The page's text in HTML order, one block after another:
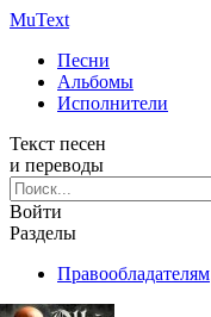
MuText
Песни
Альбомы
Исполнители
Текст песен
и переводы
Войти
Разделы
Правообладателям